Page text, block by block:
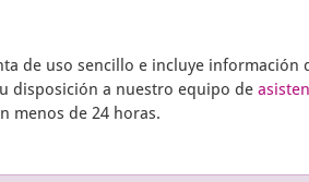
de uso sencillo e incluye información
disposición a nuestro equipo de
menos de 24 horas.